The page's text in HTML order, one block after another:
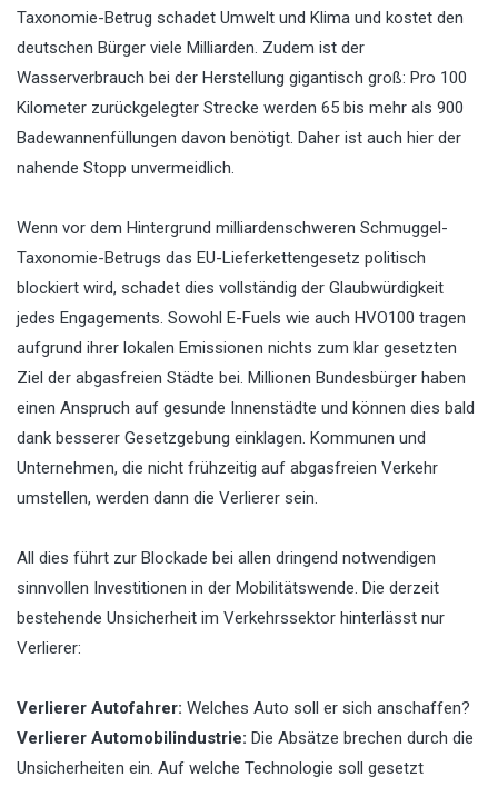
Taxonomie-Betrug schadet Umwelt und Klima und kostet den
deutschen Bürger viele Milliarden. Zudem ist der
Wasserverbrauch bei der Herstellung gigantisch groß: Pro 100
Kilometer zurückgelegter Strecke werden 65 bis mehr als 900
Badewannenfüllungen davon benötigt. Daher ist auch hier der
nahende Stopp unvermeidlich.
Wenn vor dem Hintergrund milliardenschweren Schmuggel-
Taxonomie-Betrugs das EU-Lieferkettengesetz politisch
blockiert wird, schadet dies vollständig der Glaubwürdigkeit
jedes Engagements. Sowohl E-Fuels wie auch HVO100 tragen
aufgrund ihrer lokalen Emissionen nichts zum klar gesetzten
Ziel der abgasfreien Städte bei. Millionen Bundesbürger haben
einen Anspruch auf gesunde Innenstädte und können dies bald
dank besserer Gesetzgebung einklagen. Kommunen und
Unternehmen, die nicht frühzeitig auf abgasfreien Verkehr
umstellen, werden dann die Verlierer sein.
All dies führt zur Blockade bei allen dringend notwendigen
sinnvollen Investitionen in der Mobilitätswende. Die derzeit
bestehende Unsicherheit im Verkehrssektor hinterlässt nur
Verlierer:
Verlierer Autofahrer: Welches Auto soll er sich anschaffen?
Verlierer Automobilindustrie: Die Absätze brechen durch die
Unsicherheiten ein. Auf welche Technologie soll gesetzt